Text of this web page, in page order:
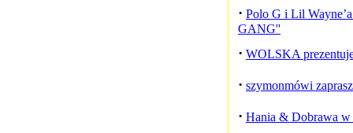
· Polo G i Lil
GANG''
· WOLSKA
· szymonmówi
· Hania & Dobrawa w